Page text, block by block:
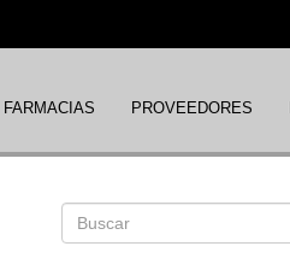
FARMACIAS PROVEEDORES
Formulario